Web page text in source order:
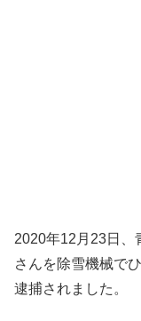
2020年12月23日、
さんを除雪機械で
逮捕されました。